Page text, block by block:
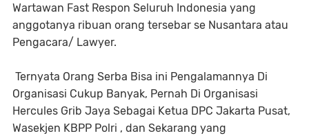
Wartawan Fast Respon Seluruh Indonesia yang
anggotanya ribuan orang tersebar se Nusantara atau
Pengacara/ Lawyer.
Ternyata Orang Serba Bisa ini Pengalamannya Di
Organisasi Cukup Banyak, Pernah Di Organisasi
Hercules Grib Jaya Sebagai Ketua DPC Jakarta Pusat,
Wasekjen KBPP Polri , dan Sekarang yang